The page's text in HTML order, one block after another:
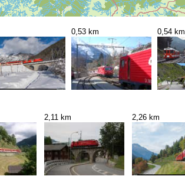
0,53 km 0,54 km
2,11 km 2,26 km